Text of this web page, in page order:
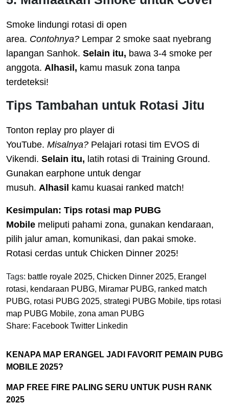
Smoke lindungi rotasi di open
area. Contohnya? Lempar 2 smoke saat nyebrang
lapangan Sanhok. Selain itu, bawa 3-4 smoke per
anggota. Alhasil, kamu masuk zona tanpa
terdeteksi!
Tips Tambahan untuk Rotasi Jitu
Tonton replay pro player di
YouTube. Misalnya? Pelajari rotasi tim EVOS di
Vikendi. Selain itu, latih rotasi di Training Ground.
Gunakan earphone untuk dengar
musuh. Alhasil kamu kuasai ranked match!
Kesimpulan: Tips rotasi map PUBG
Mobile meliputi pahami zona, gunakan kendaraan,
pilih jalur aman, komunikasi, dan pakai smoke.
Rotasi cerdas untuk Chicken Dinner 2025!
Tags: battle royale 2025, Chicken Dinner 2025, Erangel
rotasi, kendaraan PUBG, Miramar PUBG, ranked match
PUBG, rotasi PUBG 2025, strategi PUBG Mobile, tips rotasi
map PUBG Mobile, zona aman PUBG
Share: Facebook Twitter Linkedin
KENAPA MAP ERANGEL JADI FAVORIT PEMAIN PUBG
MOBILE 2025?
MAP FREE FIRE PALING SERU UNTUK PUSH RANK
2025